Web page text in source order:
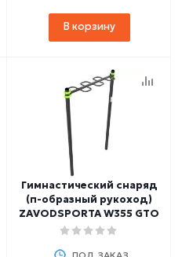
В корзину
Гимнастический снаряд
(п-образный рукоход)
ZAVODSPORTA W355 GTO